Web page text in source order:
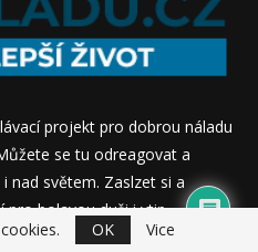
OK Vice
projekt pro dobrou náladu
se tu odreagovat a
nad světem. Zaslzet si a
pro bolavou duši i vtip.